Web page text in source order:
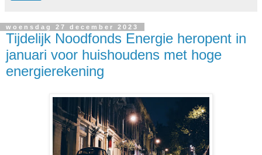
woensdag 27 december 2023
Tijdelijk Noodfonds Energie heropent in
januari voor huishoudens met hoge
energierekening